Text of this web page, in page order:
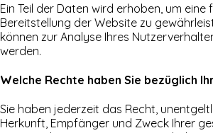
Ein Teil der Daten wird erhoben, um eine
Bereitstellung der Website zu
können zur Analyse Ihres
werden.
Welche Rechte haben Sie bezüglich
Sie haben jederzeit das Recht,
Herkunft, Empfänger und Zweck Ihrer